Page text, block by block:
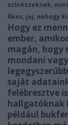
színészeknek,
Ákos, jaj, nehogy
Hogy ez
ember,
magán, hogy
mondani
saját
felébresztve
hallgatóknak
például